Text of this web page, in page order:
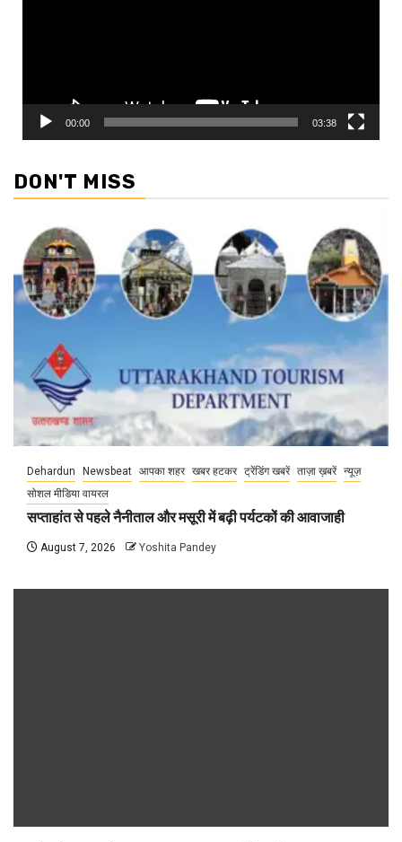
00:00 03:38
DON'T MISS
Dehardun Newsbeat आपका शहर खबर हटकर ट्रेंडिंग खबरें ताज़ा ख़बरें न्यूज़
सोशल मीडिया वायरल
सप्ताहांत से पहले नैनीताल और मसूरी में बढ़ी पर्यटकों की आवाजाही
August 7, 2026 Yoshita Pandey